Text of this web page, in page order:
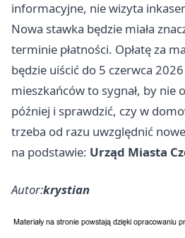
informacyjne, nie wizyta
Nowa stawka będzie miała
terminie płatności. Opłatę za
będzie uiścić do 5 czerwca
mieszkańców to sygnał, by nie
później i sprawdzić, czy w
trzeba od razu uwzględnić
na podstawie: Urząd Miasta
Autor:krystian